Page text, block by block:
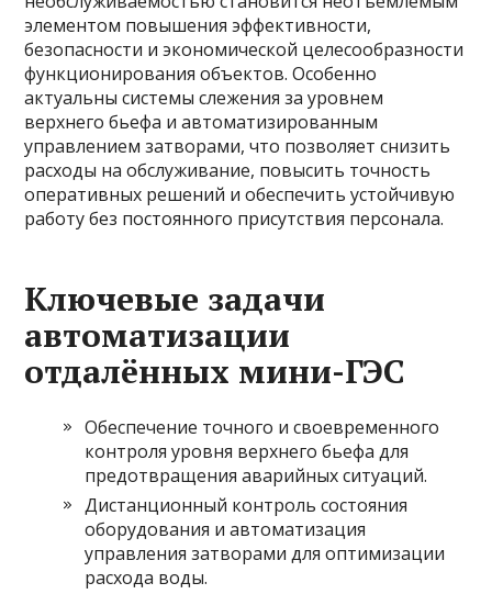
элементом повышения эффективности,
безопасности и экономической целесообразности
функционирования объектов. Особенно
актуальны системы слежения за уровнем
верхнего бьефа и автоматизированным
управлением затворами, что позволяет снизить
расходы на обслуживание, повысить точность
оперативных решений и обеспечить устойчивую
работу без постоянного присутствия персонала.
Ключевые задачи
автоматизации
отдалённых мини-ГЭС
Обеспечение точного и своевременного
контроля уровня верхнего бьефа для
предотвращения аварийных ситуаций.
Дистанционный контроль состояния
оборудования и автоматизация
управления затворами для оптимизации
расхода воды.